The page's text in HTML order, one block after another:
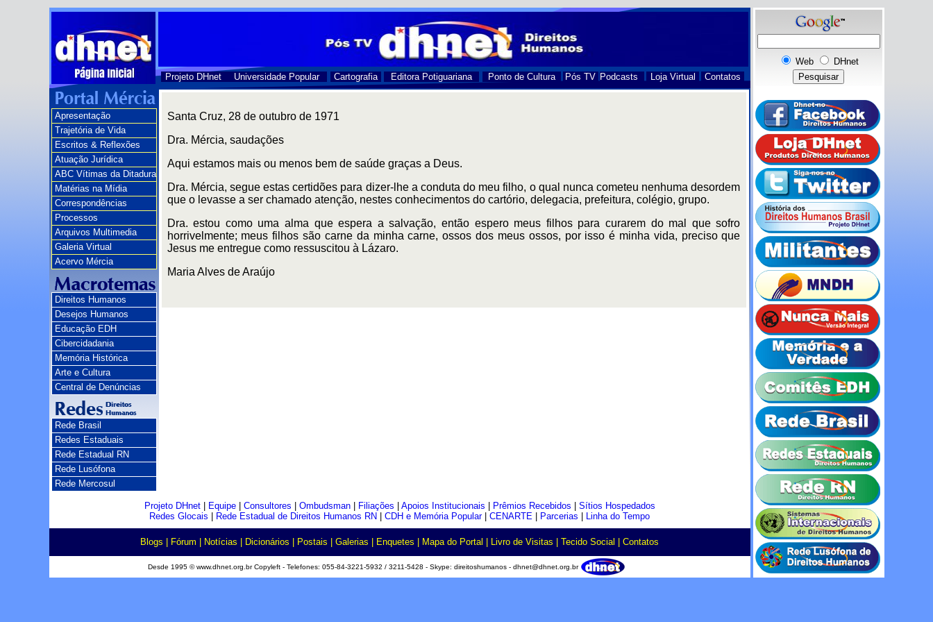
Projeto DHnet Universidade Popular Cartografia Editora Potiguariana Ponto de Cultura Pós TV Podcasts Loja Virtual Contatos
Apresentação
Trajetória de Vida
Escritos & Reflexões
Atuação Jurídica
ABC Vítimas da Ditadura
Matérias na Mídia
Correspondências
Processos
Arquivos Multimedia
Galeria Virtual
Acervo Mércia
Direitos Humanos
Desejos Humanos
Educação EDH
Cibercidadania
Memória Histórica
Arte e Cultura
Central de Denúncias
Rede Brasil
Redes Estaduais
Rede Estadual RN
Rede Lusófona
Rede Mercosul
Santa Cruz, 28 de outubro de 1971
Dra. Mércia, saudações
Aqui estamos mais ou menos bem de saúde graças a Deus.
Dra. Mércia, segue estas certidões para dizer-lhe a conduta do meu filho, o qual nunca cometeu nenhuma desordem
que o levasse a ser chamado atenção, nestes conhecimentos do cartório, delegacia, prefeitura, colégio, grupo.
Dra. estou como uma alma que espera a salvação, então espero meus filhos para curarem do mal que sofro
horrivelmente; meus filhos são carne da minha carne, ossos dos meus ossos, por isso é minha vida, preciso que
Jesus me entregue como ressuscitou à Lázaro.
Maria Alves de Araújo
Projeto DHnet| Equipe| Consultores Ombudsman| Filiações Apoios Institucionais Prêmios Recebidos
Sítios Hospedados
Redes Glocais
Rede Estadual de Direitos Humanos RN CDH e Memória Popular| CENARTE Parcerias Linha do Tempo
Blogs Fórum Notícias Dicionários Postais Galerias Enquetes Mapa do Portal Livro de Visitas Tecido Social Contatos
Desde 1995 © www.dhnet.org.br Copyleft - Telefones: 055-84-3221-5932 / 3211-5428 - Skype: direitoshumanos - dhnet@dhnet.org.br
Web DHnet